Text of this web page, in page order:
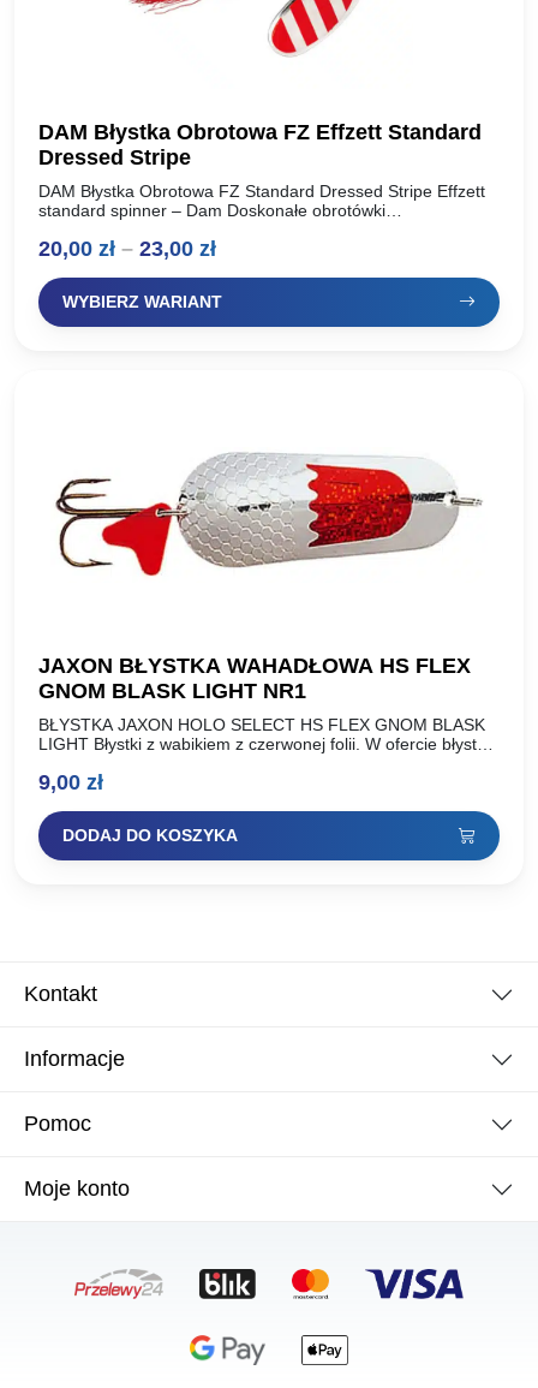
DAM Błystka Obrotowa FZ Effzett Standard
Dressed Stripe
DAM Błystka Obrotowa FZ Standard Dressed Stripe Effzett
standard spinner – Dam Doskonałe obrotówki
wędkarzy. Idealnie pracują w wodzie, skuteczne…
20,00 zł – 23,00 złZakres
cen:
od
WYBIERZ WARIANT
JAXON BŁYSTKA WAHADŁOWA HS FLEX
GNOM BLASK LIGHT NR1
BŁYSTKA JAXON HOLO SELECT HS FLEX GNOM BLASK
LIGHT Błystki z wabikiem z czerwonej folii. W ofercie błystki
9,00 zł
DODAJ DO KOSZYKA
Kontakt
Informacje
Pomoc
Moje konto